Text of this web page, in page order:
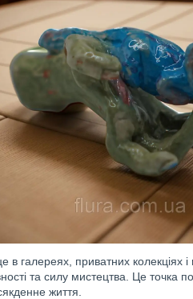
в галереях, приватних
та силу мистецтва. Це точка
життя.